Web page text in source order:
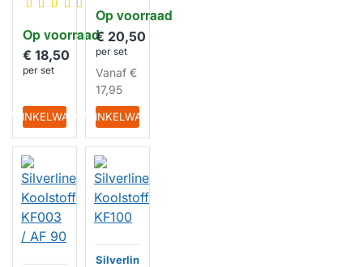
Op voorraad
KF003
€ 18,50
per set
WINKELWAGEN
Op voorraad
€ 20,50
per set
Vanaf€
17,95
IN WINKELWAGEN
Silverlin